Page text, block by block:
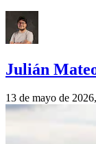
Julián
13 de mayo de